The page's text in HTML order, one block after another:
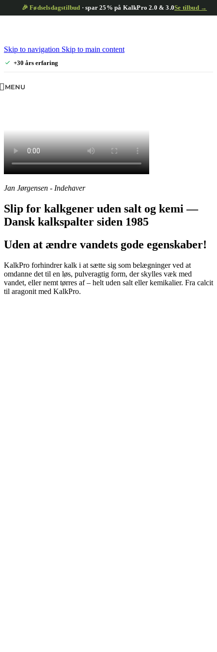
🎉 Fødselsdagstilbud · spar 25% på KalkPro 2.0 & 3.0Se tilbud →
Skip to navigation Skip to main content
+30 års erfaring
MENU
Jan Jørgensen - Indehaver
Slip for kalkgener uden salt og kemi —
Dansk kalkspalter siden 1985
Uden at ændre vandets gode egenskaber!
KalkPro forhindrer kalk i at sætte sig som belægninger ved at
omdanne det til en løs, pulveragtig form, der skylles væk med
vandet, eller nemt tørres af – helt uden salt eller kemikalier. Fra calcit
til aragonit med KalkPro.